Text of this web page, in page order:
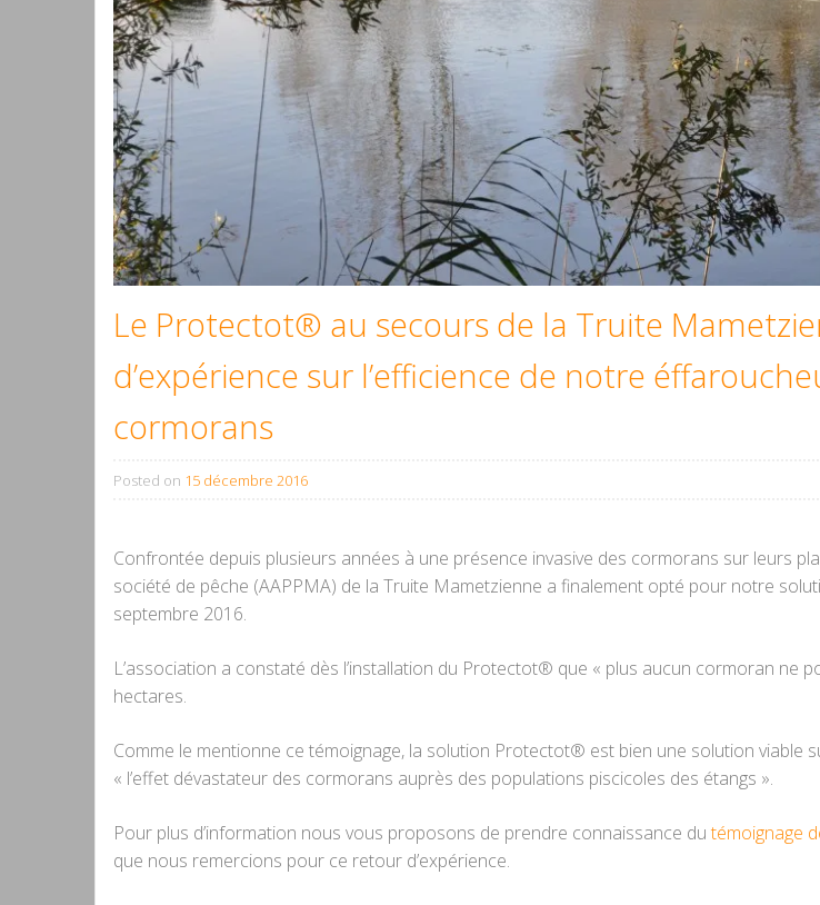
Le Protectot® au secours de la Truite
d’expérience sur l’efficience de notre
cormorans
Posted on 15 décembre 2016
Confrontée depuis plusieurs années à une présence invasive des cormorans sur leurs
société de pêche (AAPPMA) de la Truite Mametzienne a finalement opté pour notre
septembre 2016.
L’association a constaté dès l’installation du Protectot® que « plus aucun cormoran ne
hectares.
Comme le mentionne ce témoignage, la solution Protectot® est bien une solution viable
« l’effet dévastateur des cormorans auprès des populations piscicoles des étangs ».
Pour plus d’information nous vous proposons de prendre connaissance dutémoignage
que nous remercions pour ce retour d’expérience.